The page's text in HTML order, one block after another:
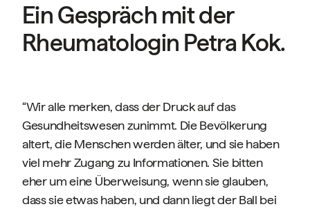
Ein Gespräch mit der
Rheumatologin Petra Kok.
“Wir alle merken, dass der Druck auf das
Gesundheitswesen zunimmt. Die Bevölkerung
altert, die Menschen werden älter, und sie haben
viel mehr Zugang zu Informationen. Sie bitten
eher um eine Überweisung, wenn sie glauben,
dass sie etwas haben, und dann liegt der Ball bei